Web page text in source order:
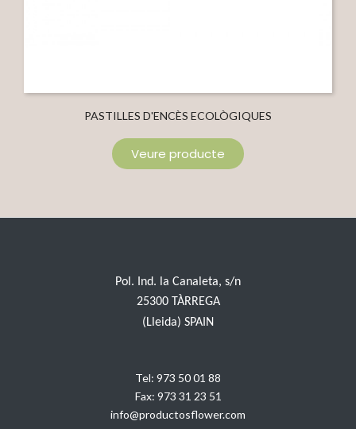
PASTILLES D'ENCÈS ECOLÒGIQUES
Veure producte
Pol. Ind. la Canaleta, s/n
25300 TÀRREGA
(Lleida) SPAIN
Tel: 973 50 01 88
Fax: 973 31 23 51
info@productosflower.com